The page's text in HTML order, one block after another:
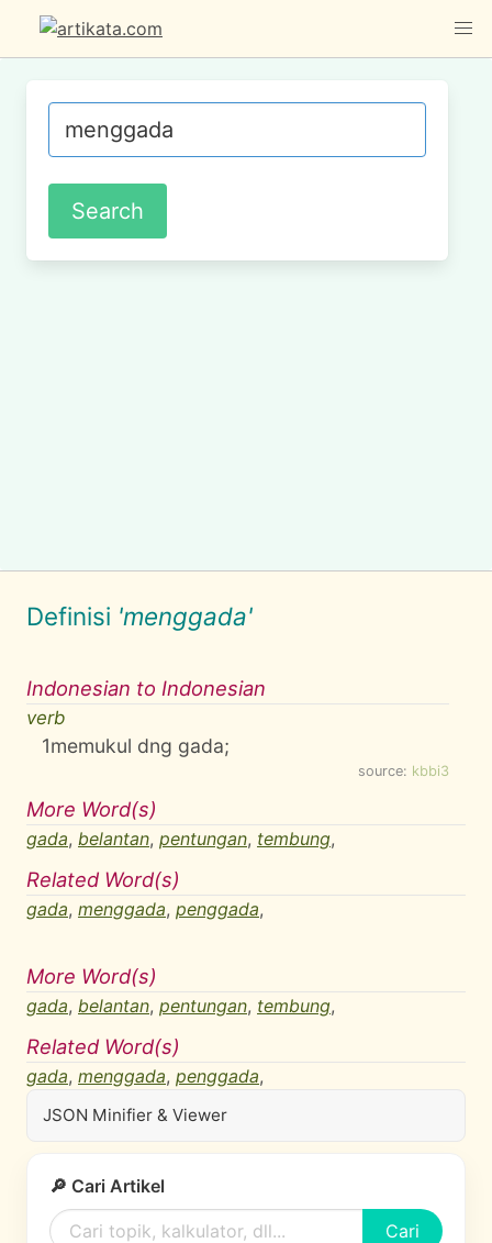
Definisi 'menggada'
Indonesian to Indonesian
verb
1memukul dng gada;
source: kbbi3
More Word(s)
gada, belantan, pentungan, tembung,
Related Word(s)
gada, menggada, penggada,
More Word(s)
gada, belantan, pentungan, tembung,
Related Word(s)
gada, menggada, penggada,
JSON Minifier & Viewer
🔎 Cari Artikel
Cari